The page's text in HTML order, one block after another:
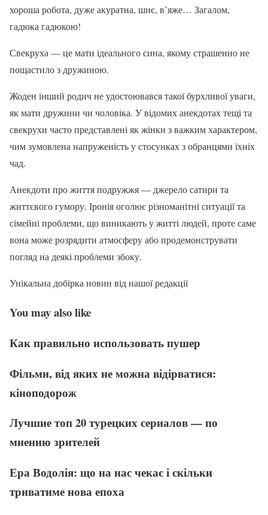
хороша робота, дуже акуратна, шиє, в’яже… Загалом,
гадюка гадюкою!
Свекруха — це мати ідеального сина, якому страшенно не
пощастило з дружиною.
Жоден інший родич не удостоювався такої бурхливої уваги,
як мати дружини чи чоловіка. У відомих анекдотах тещі та
свекрухи часто представлені як жінки з важким характером,
чим зумовлена напруженість у стосунках з обранцями їхніх
чад.
Анекдоти про життя подружжя — джерело сатири та
життєвого гумору. Іронія оголює різноманітні ситуації та
сімейні проблеми, що виникають у житті людей, проте саме
вона може розрядити атмосферу або продемонструвати
погляд на деякі проблеми збоку.
Унікальна добірка новин від нашої редакції
You may also like
Как правильно использовать пушер
Фільми, від яких не можна відірватися:
кіноподорож
Лучшие топ 20 турецких сериалов — по
мнению зрителей
Ера Водолія: що на нас чекає і скільки
триватиме нова епоха